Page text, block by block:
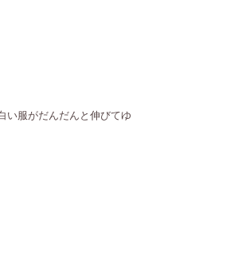
い服がだんだんと伸びてゆ